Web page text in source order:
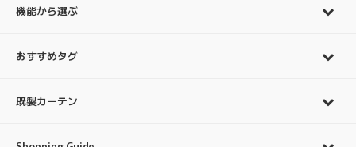
機能から選ぶ
おすすめタグ
既製カーテン